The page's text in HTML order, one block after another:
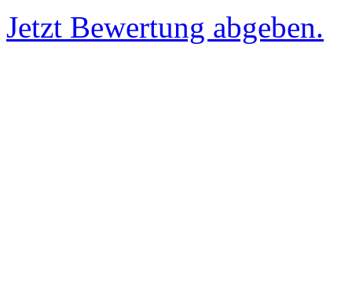
Jetzt Bewertung abgeben.